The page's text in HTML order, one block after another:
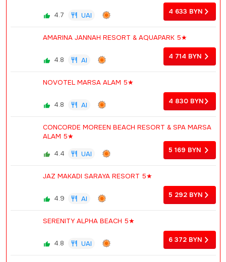
4.7 UAI 4 633 BYN
AMARINA JANNAH RESORT & AQUAPARK 5★
4.8 AI 4 714 BYN
NOVOTEL MARSA ALAM 5★
4.8 AI 4 830 BYN
CONCORDE MOREEN BEACH RESORT & SPA MARSA
ALAM 5★
4.4
UAI 5 169 BYN
JAZ MAKADI SARAYA RESORT 5★
4.9 AI 5 292 BYN
SERENITY ALPHA BEACH 5★
4.8 UAI 6 372 BYN